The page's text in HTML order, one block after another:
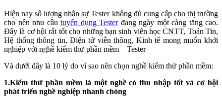
Hiện nay số lượng nhân sự Tester không đủ cung cấp cho thị trường
cho nên nhu cầu tuyển dụng Testerđang ngày một càng tăng cao.
Đây là cơ hội rất tốt cho những bạn sinh viên học CNTT, Toán Tin,
Hệ thống thông tin, Điện tử viễn thông, Kinh tế mong muốn khởi
nghiệp với nghề kiểm thử phần mềm – Tester
Và dưới đây là 10 lý do vì sao nên chọn nghề kiểm thử phần mềm:
1.Kiểm thử phần mềm là một nghề có thu nhập tốt và cơ hội
phát triển nghề nghiệp nhanh chóng